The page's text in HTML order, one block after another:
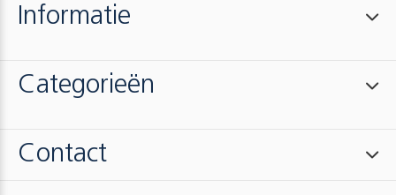
Informatie
Categorieën
Contact